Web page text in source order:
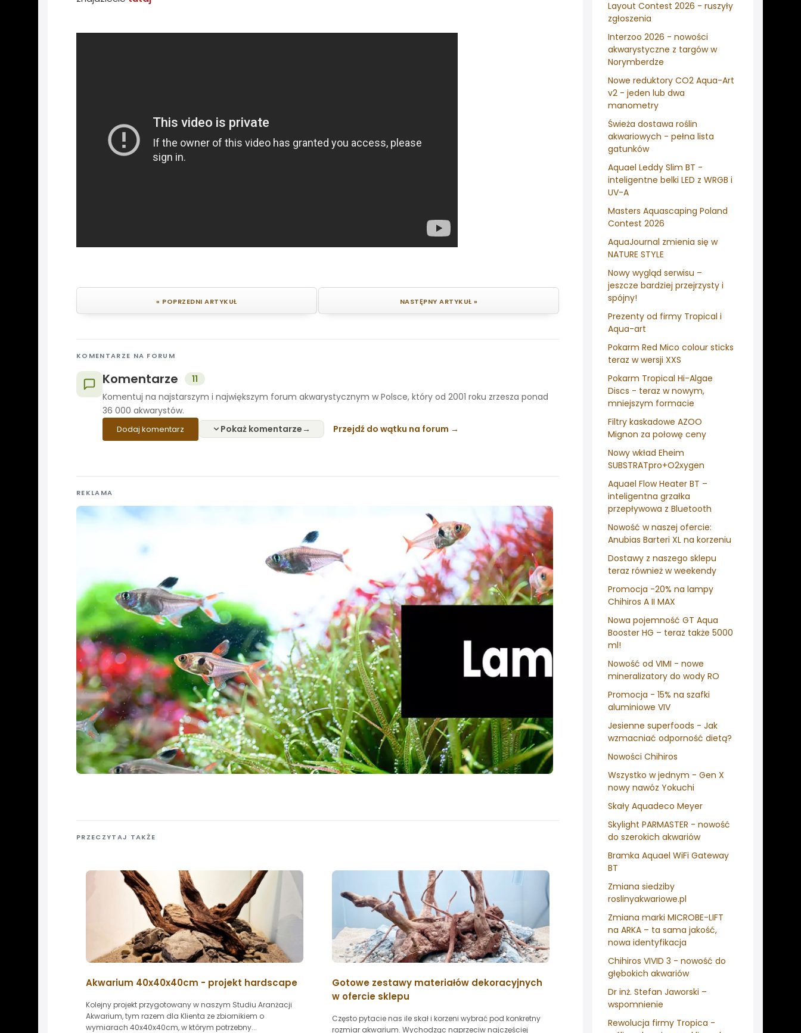
Layout Contest 2026 - ruszyły
zgłoszenia
Interzoo 2026 - nowości
akwarystyczne z targów w
Norymberdze
Nowe reduktory CO2 Aqua-Art
v2 - jeden lub dwa
manometry
Świeża dostawa roślin
akwariowych - pełna lista
gatunków
Aquael Leddy Slim BT -
inteligentne belki LED z WRGB i
UV-A
Masters Aquascaping Poland
Contest 2026
AquaJournal zmienia się w
NATURE STYLE
Nowy wygląd serwisu –
jeszcze bardziej przejrzysty i
spójny!
Prezenty od firmy Tropical i
Aqua-art
Pokarm Red Mico colour sticks
teraz w wersji XXS
Pokarm Tropical Hi-Algae
Discs - teraz w nowym,
mniejszym formacie
Filtry kaskadowe AZOO
Mignon za połowę ceny
Nowy wkład Eheim
SUBSTRATpro+O2xygen
Aquael Flow Heater BT –
inteligentna grzałka
przepływowa z Bluetooth
Nowość w naszej ofercie:
Anubias Barteri XL na korzeniu
Dostawy z naszego sklepu
teraz również w weekendy
Promocja -20% na lampy
Chihiros A II MAX
Nowa pojemność GT Aqua
Booster HG – teraz także 5000
ml!
Nowość od VIMI - nowe
mineralizatory do wody RO
Promocja - 15% na szafki
aluminiowe VIV
Jesienne superfoods - Jak
wzmacniać odporność dietą?
Nowości Chihiros
Wszystko w jednym - Gen X
nowy nawóz Yokuchi
Skały Aquadeco Meyer
Skylight PARMASTER - nowość
do szerokich akwariów
Bramka Aquael WiFi Gateway
BT
Zmiana siedziby
roslinyakwariowe.pl
Zmiana marki MICROBE-LIFT
na ARKA – ta sama jakość,
nowa identyfikacja
Chihiros VIVID 3 - nowość do
głębokich akwariów
Dr inż. Stefan Jaworski –
wspomnienie
Rewolucja firmy Tropica -
« POPRZEDNI ARTYKUŁ NASTĘPNY ARTYKUŁ »
KOMENTARZE NA FORUM
Komentarze
11
Komentuj na najstarszym i największym forum akwarystycznym w Polsce, który od 2001 roku zrzesza ponad
36 000 akwarystów.
Dodaj komentarz Pokaż komentarze Przejdź do wątku na forum
REKLAMA
PRZECZYTAJ TAKŻE
Akwarium 40x40x40cm - projekt hardscape
Kolejny projekt przygotowany w naszym Studiu Aranżacji
Akwarium, tym razem dla Klienta ze zbiornikiem o
wymiarach 40x40x40cm, w którym potrzebny...
Gotowe zestawy materiałów dekoracyjnych
w ofercie sklepu
Często pytacie nas ile skał i korzeni wybrać pod konkretny
rozmiar akwarium. Wychodząc naprzeciw najczęściej